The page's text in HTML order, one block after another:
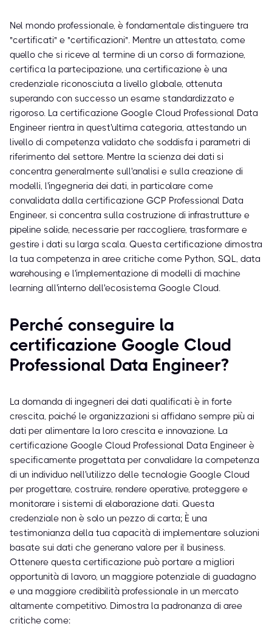
Nel mondo professionale, è fondamentale distinguere tra
"certificati" e "certificazioni". Mentre un attestato, come
quello che si riceve al termine di un corso di formazione,
certifica la partecipazione, una certificazione è una
credenziale riconosciuta a livello globale, ottenuta
superando con successo un esame standardizzato e
rigoroso. La certificazione Google Cloud Professional Data
Engineer rientra in quest'ultima categoria, attestando un
livello di competenza validato che soddisfa i parametri di
riferimento del settore. Mentre la scienza dei dati si
concentra generalmente sull'analisi e sulla creazione di
modelli, l'ingegneria dei dati, in particolare come
convalidata dalla certificazione GCP Professional Data
Engineer, si concentra sulla costruzione di infrastrutture e
pipeline solide, necessarie per raccogliere, trasformare e
gestire i dati su larga scala. Questa certificazione dimostra
la tua competenza in aree critiche come Python, SQL, data
warehousing e l'implementazione di modelli di machine
learning all'interno dell'ecosistema Google Cloud.
Perché conseguire la
certificazione Google Cloud
Professional Data Engineer?
La domanda di ingegneri dei dati qualificati è in forte
crescita, poiché le organizzazioni si affidano sempre più ai
dati per alimentare la loro crescita e innovazione. La
certificazione Google Cloud Professional Data Engineer è
specificamente progettata per convalidare la competenza
di un individuo nell'utilizzo delle tecnologie Google Cloud
per progettare, costruire, rendere operative, proteggere e
monitorare i sistemi di elaborazione dati. Questa
credenziale non è solo un pezzo di carta; È una
testimonianza della tua capacità di implementare soluzioni
basate sui dati che generano valore per il business.
Ottenere questa certificazione può portare a migliori
opportunità di lavoro, un maggiore potenziale di guadagno
e una maggiore credibilità professionale in un mercato
altamente competitivo. Dimostra la padronanza di aree
critiche come: